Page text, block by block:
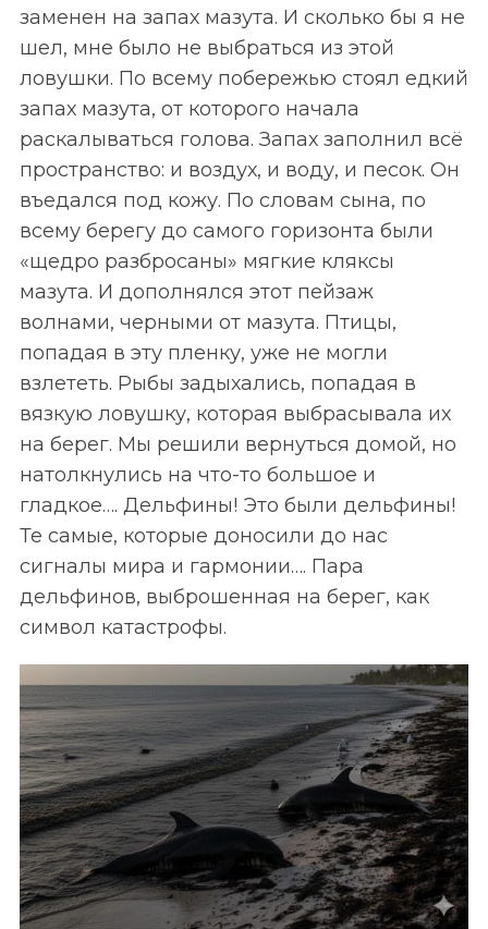
заменен на запах мазута. И сколько бы я не
шел, мне было не выбраться из этой
ловушки. По всему побережью стоял едкий
запах мазута, от которого начала
раскалываться голова. Запах заполнил всё
пространство: и воздух, и воду, и песок. Он
въедался под кожу. По словам сына, по
всему берегу до самого горизонта были
«щедро разбросаны» мягкие кляксы
мазута. И дополнялся этот пейзаж
волнами, черными от мазута. Птицы,
попадая в эту пленку, уже не могли
взлететь. Рыбы задыхались, попадая в
вязкую ловушку, которая выбрасывала их
на берег. Мы решили вернуться домой, но
натолкнулись на что-то большое и
гладкое…. Дельфины! Это были дельфины!
Те самые, которые доносили до нас
сигналы мира и гармонии…. Пара
дельфинов, выброшенная на берег, как
символ катастрофы.
e
a
r
c
h
f
o
r
По авторам